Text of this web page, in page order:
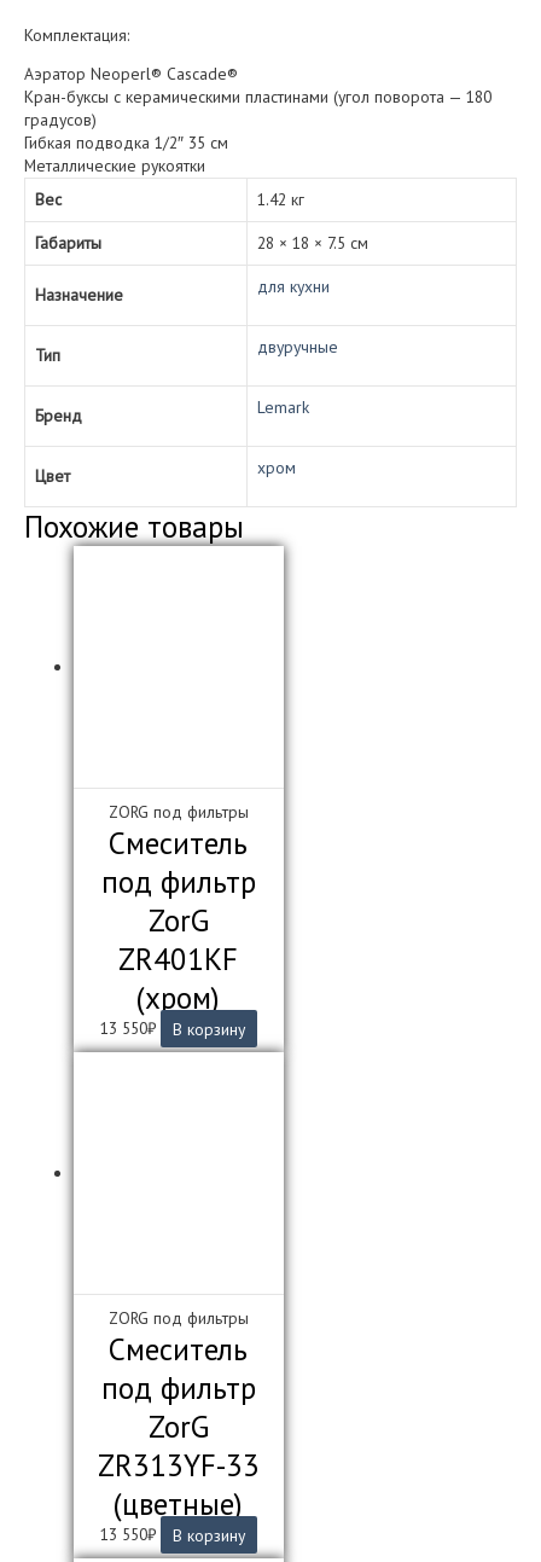
Комплектация:
Аэратор Neoperl® Cascade®
Кран-буксы с керамическими пластинами (угол поворота — 180
градусов)
Гибкая подводка 1/2″ 35 см
Металлические рукоятки
Вес
1.42 кг
Габариты
28 × 18 × 7.5 см
Назначение для кухни
Тип двуручные
Бренд Lemark
Цвет хром
Похожие товары
ZORG под фильтры
Смеситель
под фильтр
ZorG
ZR401KF
(хром)
13 550₽ В корзину
ZORG под фильтры
Смеситель
под фильтр
ZorG
ZR313YF-33
(цветные)
13 550₽ В корзину